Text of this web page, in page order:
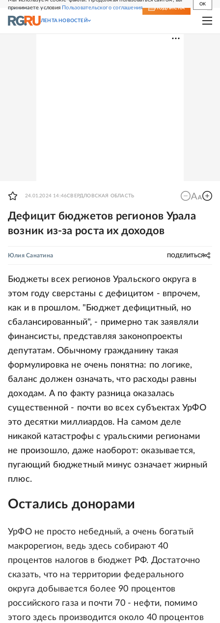
принимаете условия Пользовательского соглашения
OK
СВЕЖИЙ НОМЕР ПОДПИСКА
ЛЕНТА НОВОСТЕЙ
24.01.2024 14:46СВЕРДЛОВСКАЯ ОБЛАСТЬ
Дефицит бюджетов регионов Урала
возник из-за роста их доходов
Юлия Санатина ПОДЕЛИТЬСЯ
Бюджеты всех регионов Уральского округа в
этом году сверстаны с дефицитом - впрочем,
как и в прошлом. "Бюджет дефицитный, но
сбалансированный", - примерно так заявляли
финансисты, представляя законопроекты
депутатам. Обычному гражданину такая
формулировка не очень понятна: по логике,
баланс должен означать, что расходы равны
доходам. А по факту разница оказалась
существенной - почти во всех субъектах УрФО
это десятки миллиардов. На самом деле
никакой катастрофы с уральскими регионами
не произошло, даже наоборот: оказывается,
пугающий бюджетный минус означает жирный
плюс.
Остались донорами
УрФО не просто небедный, а очень богатый
макрорегион, ведь здесь собирают 40
процентов налогов в бюджет РФ. Достаточно
сказать, что на территории федерального
округа добывается более 90 процентов
российского газа и почти 70 - нефти, помимо
этого здесь производится около 40 процентов